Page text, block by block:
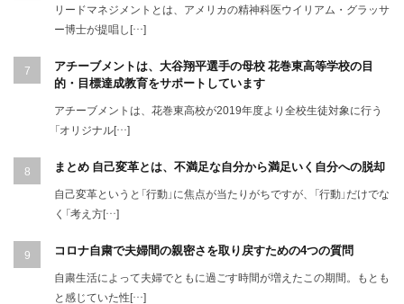
リードマネジメントとは、アメリカの精神科医ウイリアム・グラッサ
ー博士が提唱し[…]
アチーブメントは、大谷翔平選手の母校 花巻東高等学校の目
的・目標達成教育をサポートしています
アチーブメントは、花巻東高校が2019年度より全校生徒対象に行う
「オリジナル[…]
まとめ 自己変革とは、不満足な自分から満足いく自分への脱却
自己変革というと「行動」に焦点が当たりがちですが、「行動」だけでな
く「考え方[…]
コロナ自粛で夫婦間の親密さを取り戻すための4つの質問
自粛生活によって夫婦でともに過ごす時間が増えたこの期間。もとも
と感じていた性[…]